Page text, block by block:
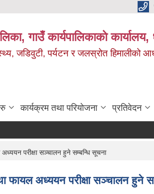
गाउँ कार्यपालिकाकाे
जडिवुटी, पर्यटन र जलस्रोत हिमालीको
कार्यक्रम तथा परियोजना प्रतिवेदन
अध्ययन परीक्षा सञ्चालन हुने सम्बन्धि सूचना
फायल अध्ययन परीक्षा सञ्चालन हुने